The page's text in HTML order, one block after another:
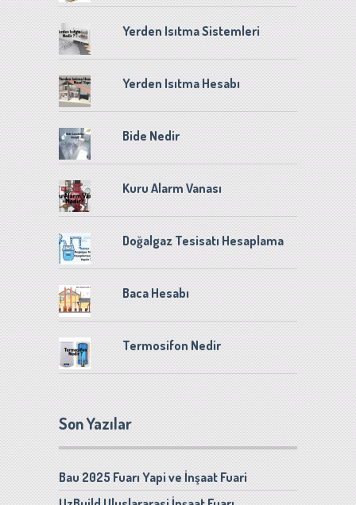
Yerden Isıtma Sistemleri
Yerden Isıtma Hesabı
Bide Nedir
Kuru Alarm Vanası
Doğalgaz Tesisatı Hesaplama
Baca Hesabı
Termosifon Nedir
Son Yazılar
Bau 2025 Fuarı Yapi ve İnşaat Fuari